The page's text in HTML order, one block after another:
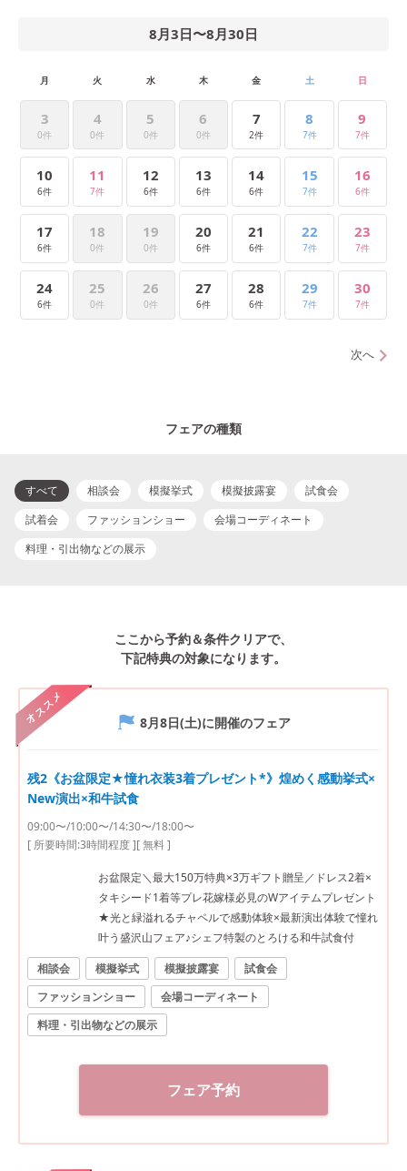
8月3日〜8月30日
月 火 水 木 金 土 日
3
0件
4
0件
5
0件
6
0件
7
2件
8
7件
9
7件
10
6件
11
7件
12
6件
13
6件
14
6件
15
7件
16
6件
17
6件
18
0件
19
0件
20
6件
21
6件
22
7件
23
7件
24
6件
25
0件
26
0件
27
6件
28
6件
29
7件
30
7件
次へ
フェアの種類
すべて 相談会 模擬挙式 模擬披露宴
試食会
試着会
ファッションショー
会場コーディネート
料理・引出物などの展示
ここから予約＆条件クリアで、
下記特典の対象になります。
オススメ 8月8日(土)に開催のフェア
残2《お盆限定★憧れ衣装3着プレゼント*》煌めく感動挙式×
New演出×和牛試食
09:00〜/10:00〜/14:30〜/18:00〜
[ 所要時間:3時間程度][ 無料 ]
お盆限定＼最大150万特典×3万ギフト贈呈／ドレス2着×
タキシード1着等プレ花嫁様必見のWアイテムプレゼント
★光と緑溢れるチャペルで感動体験×最新演出体験で憧れ
叶う盛沢山フェア♪シェフ特製のとろける和牛試食付
相談会
模擬挙式 模擬披露宴
試食会
ファッションショー
会場コーディネート
料理・引出物などの展示
フェア予約